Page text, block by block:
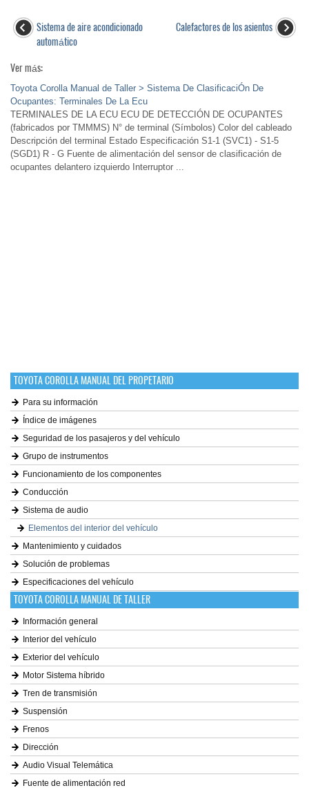
Sistema de aire acondicionado
automático
Calefactores de los asientos
Ver más:
Toyota Corolla Manual de Taller > Sistema De ClasificaciÓn De
Ocupantes: Terminales De La Ecu
TERMINALES DE LA ECU ECU DE DETECCIÓN DE OCUPANTES
(fabricados por TMMMS) N° de terminal (Símbolos) Color del cableado
Descripción del terminal Estado Especificación S1-1 (SVC1) - S1-5
(SGD1) R - G Fuente de alimentación del sensor de clasificación de
ocupantes delantero izquierdo Interruptor ...
TOYOTA COROLLA MANUAL DEL PROPETARIO
Para su información
Índice de imágenes
Seguridad de los pasajeros y del vehículo
Grupo de instrumentos
Funcionamiento de los componentes
Conducción
Sistema de audio
Elementos del interior del vehículo
Mantenimiento y cuidados
Solución de problemas
Especificaciones del vehículo
TOYOTA COROLLA MANUAL DE TALLER
Información general
Interior del vehículo
Exterior del vehículo
Motor Sistema híbrido
Tren de transmisión
Suspensión
Frenos
Dirección
Audio Visual Telemática
Fuente de alimentación red